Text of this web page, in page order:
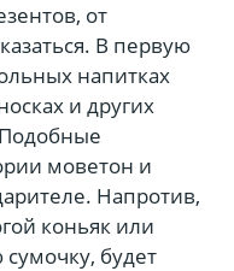
от
В первую
напитках
и других
моветон и
Напротив,
коньяк или
будет